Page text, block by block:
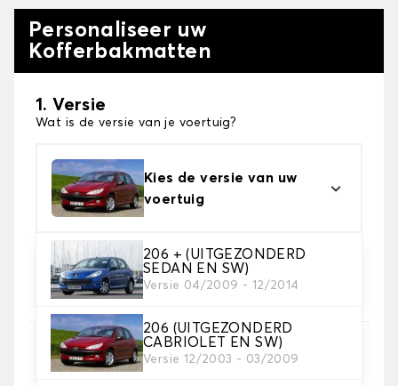
Personaliseer uw
Kofferbakmatten
1. Versie
Wat is de versie van je voertuig?
Kies de versie van uw
voertuig
206 + (UITGEZONDERD
SEDAN EN SW)
Versie 04/2009 - 12/2014
206 (UITGEZONDERD
CABRIOLET EN SW)
Versie 12/2003 - 03/2009
2. Materiaal
Kies het materiaal van uw kofferbakmat
3. Tapijt kleuren
Kies de kleur van je tapijt kofferruimte.